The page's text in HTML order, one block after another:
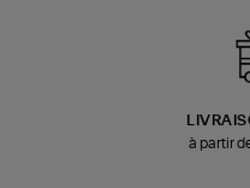
à partir